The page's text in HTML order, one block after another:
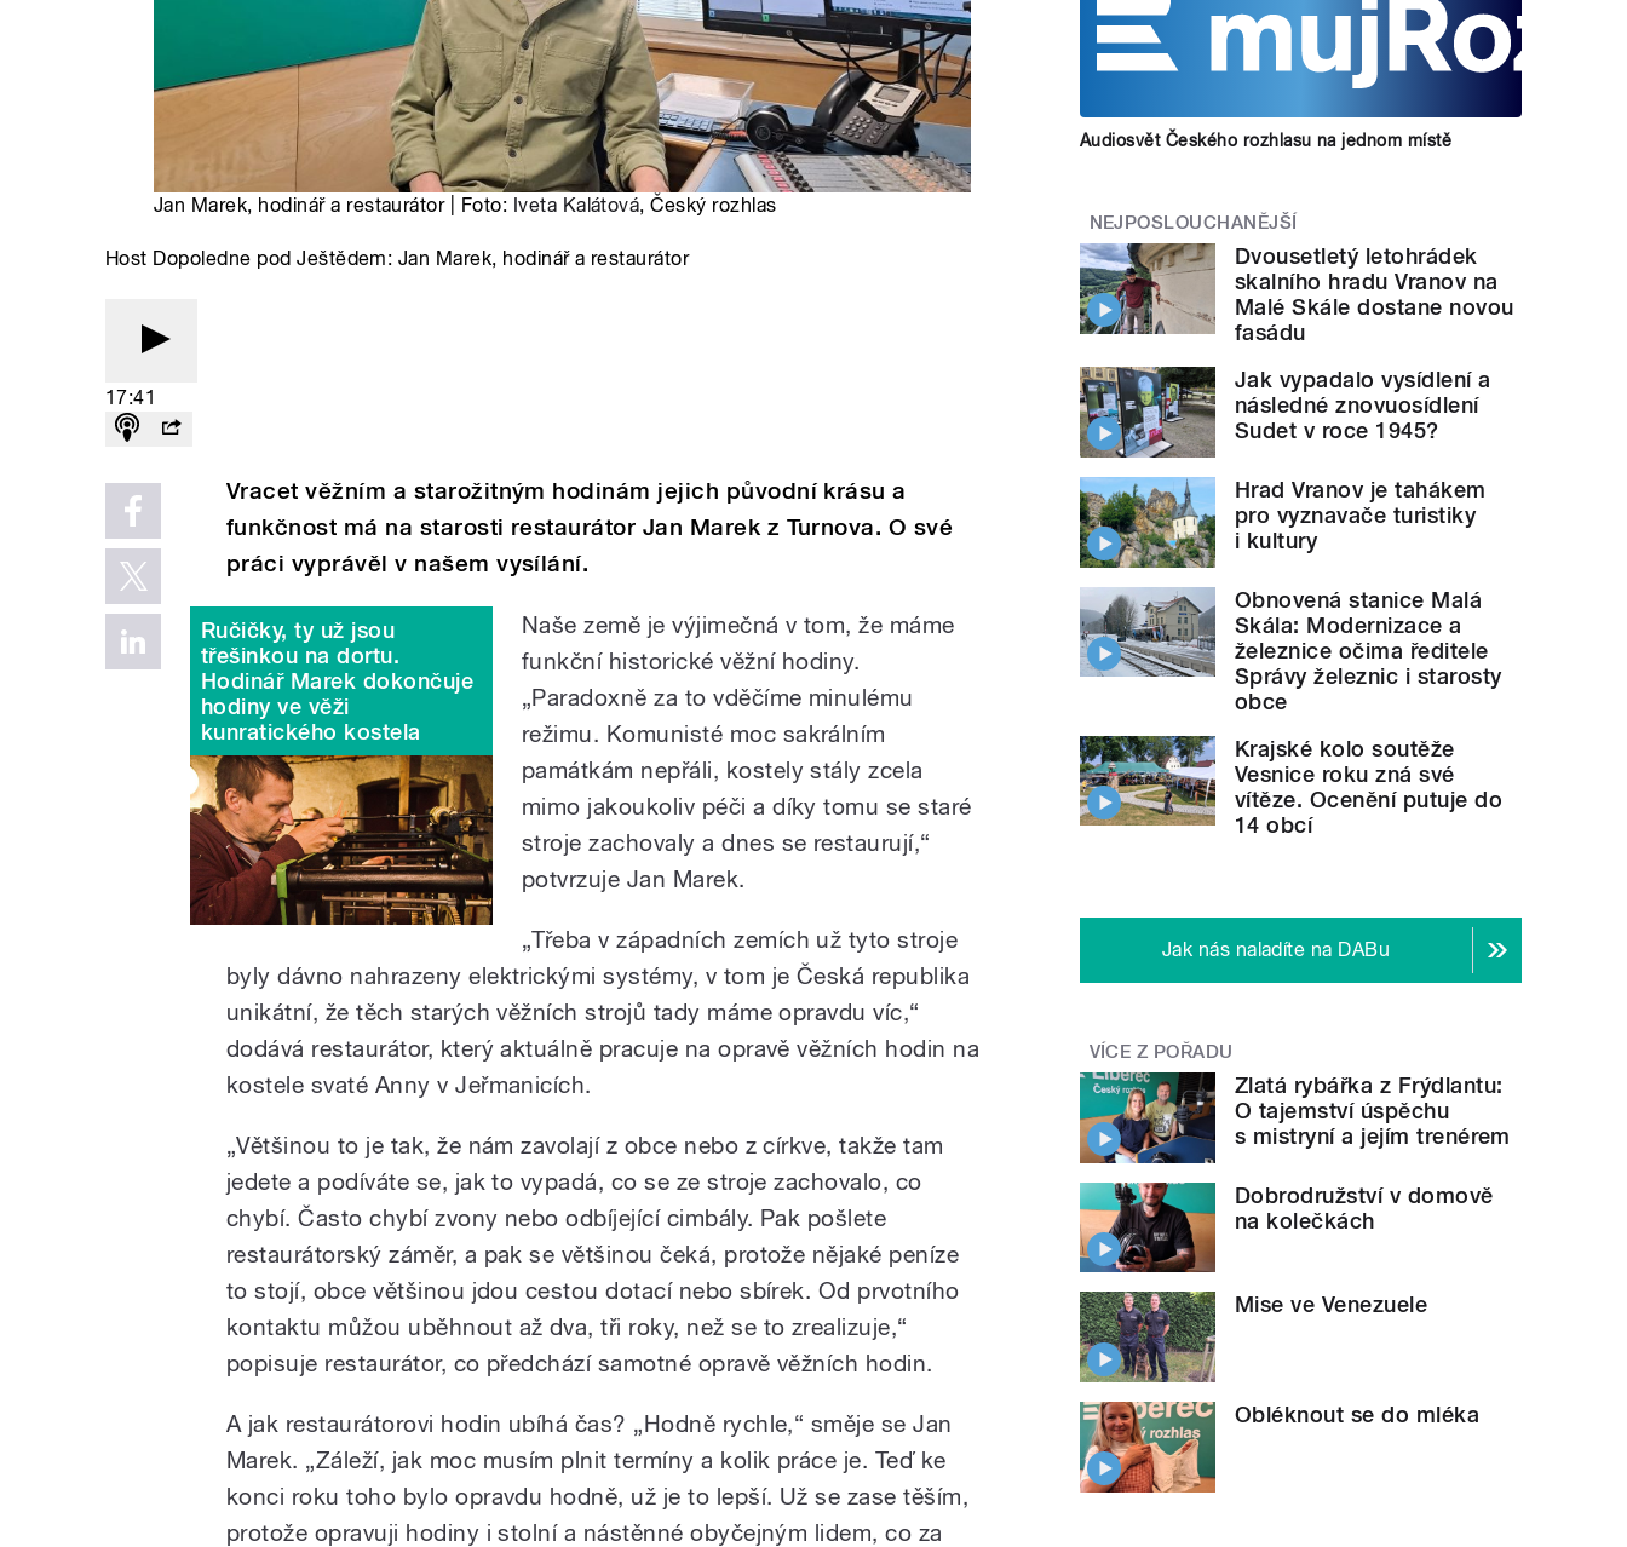
Jan Marek, hodinář a restaurátor | Foto: Iveta Kalátová, Český rozhlas
Host Dopoledne pod Ještědem: Jan Marek, hodinář a restaurátor
17:41
Vracet věžním a starožitným hodinám jejich původní krásu a
funkčnost má na starosti restaurátor Jan Marek z Turnova. O své
práci vyprávěl v našem vysílání.
Ručičky, ty už jsou
třešinkou na dortu.
Hodinář Marek dokončuje
hodiny ve věži
kunratického kostela
Naše země je výjimečná v tom, že máme
funkční historické věžní hodiny.
„Paradoxně za to vděčíme minulému
režimu. Komunisté moc sakrálním
památkám nepřáli, kostely stály zcela
mimo jakoukoliv péči a díky tomu se staré
stroje zachovaly a dnes se restaurují,“
potvrzuje Jan Marek.
„Třeba v západních zemích už tyto stroje
byly dávno nahrazeny elektrickými systémy, v tom je Česká republika
unikátní, že těch starých věžních strojů tady máme opravdu víc,“
dodává restaurátor, který aktuálně pracuje na opravě věžních hodin na
kostele svaté Anny v Jeřmanicích.
„Většinou to je tak, že nám zavolají z obce nebo z církve, takže tam
jedete a podíváte se, jak to vypadá, co se ze stroje zachovalo, co
chybí. Často chybí zvony nebo odbíjející cimbály. Pak pošlete
restaurátorský záměr, a pak se většinou čeká, protože nějaké peníze
to stojí, obce většinou jdou cestou dotací nebo sbírek. Od prvotního
kontaktu můžou uběhnout až dva, tři roky, než se to zrealizuje,“
popisuje restaurátor, co předchází samotné opravě věžních hodin.
A jak restaurátorovi hodin ubíhá čas? „Hodně rychle,“ směje se Jan
Marek. „Záleží, jak moc musím plnit termíny a kolik práce je. Teď ke
konci roku toho bylo opravdu hodně, už je to lepší. Už se zase těším,
protože opravuji hodiny i stolní a nástěnné obyčejným lidem, co za
Audiosvět Českého rozhlasu na jednom místě
NEJPOSLOUCHANĚJŠÍ
Dvousetletý letohrádek
skalního hradu Vranov na
Malé Skále dostane novou
fasádu
Jak vypadalo vysídlení a
následné znovuosídlení
Sudet v roce 1945?
Hrad Vranov je tahákem
pro vyznavače turistiky
i kultury
Obnovená stanice Malá
Skála: Modernizace a
železnice očima ředitele
Správy železnic i starosty
obce
Krajské kolo soutěže
Vesnice roku zná své
vítěze. Ocenění putuje do
14 obcí
Jak nás naladíte na DABu
VÍCE Z POŘADU
Zlatá rybářka z Frýdlantu:
O tajemství úspěchu
s mistryní a jejím trenérem
Dobrodružství v domově
na kolečkách
Mise ve Venezuele
Obléknout se do mléka